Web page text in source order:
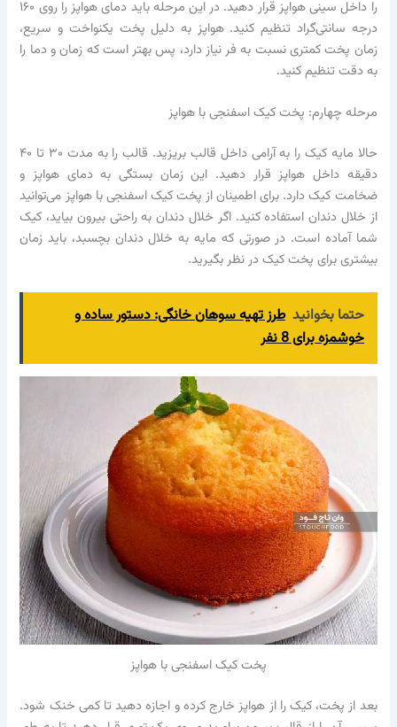
را داخل سینی هواپز قرار دهید. در این مرحله باید دمای هواپز را روی ۱۶۰
درجه سانتی‌گراد تنظیم کنید. هواپز به دلیل پخت یکنواخت و سریع،
زمان پخت کمتری نسبت به فر نیاز دارد، پس بهتر است که زمان و دما را
به دقت تنظیم کنید.
مرحله چهارم: پخت کیک اسفنجی با هواپز
حالا مایه کیک را به آرامی داخل قالب بریزید. قالب را به مدت ۳۰ تا ۴۰
دقیقه داخل هواپز قرار دهید. این زمان بستگی به دمای هواپز و
ضخامت کیک دارد. برای اطمینان از پخت کیک اسفنجی با هواپز می‌توانید
از خلال دندان استفاده کنید. اگر خلال دندان به راحتی بیرون بیاید، کیک
شما آماده است. در صورتی که مایه به خلال دندان بچسبد، باید زمان
بیشتری برای پخت کیک در نظر بگیرید.
حتما بخوانید طرز تهیه سوهان خانگی: دستور ساده و
خوشمزه برای 8 نفر
پخت کیک اسفنجی با هواپز
بعد از پخت، کیک را از هواپز خارج کرده و اجازه دهید تا کمی خنک شود.